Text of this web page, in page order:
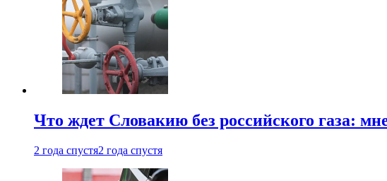
Что ждет Словакию без российского газа:
2 года спустя2 года спустя